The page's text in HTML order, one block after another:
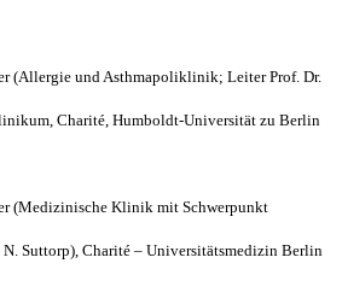
(Allergie und Asthmapoliklinik; Leiter Prof. Dr.
Charité, Humboldt-Universität zu Berlin
(Medizinische Klinik mit Schwerpunkt
Suttorp), Charité – Universitätsmedizin Berlin